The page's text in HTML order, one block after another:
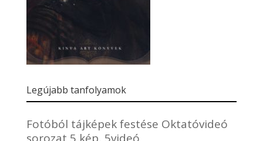
Legújabb tanfolyamok
Fotóból tájképek festése Oktatóvideó